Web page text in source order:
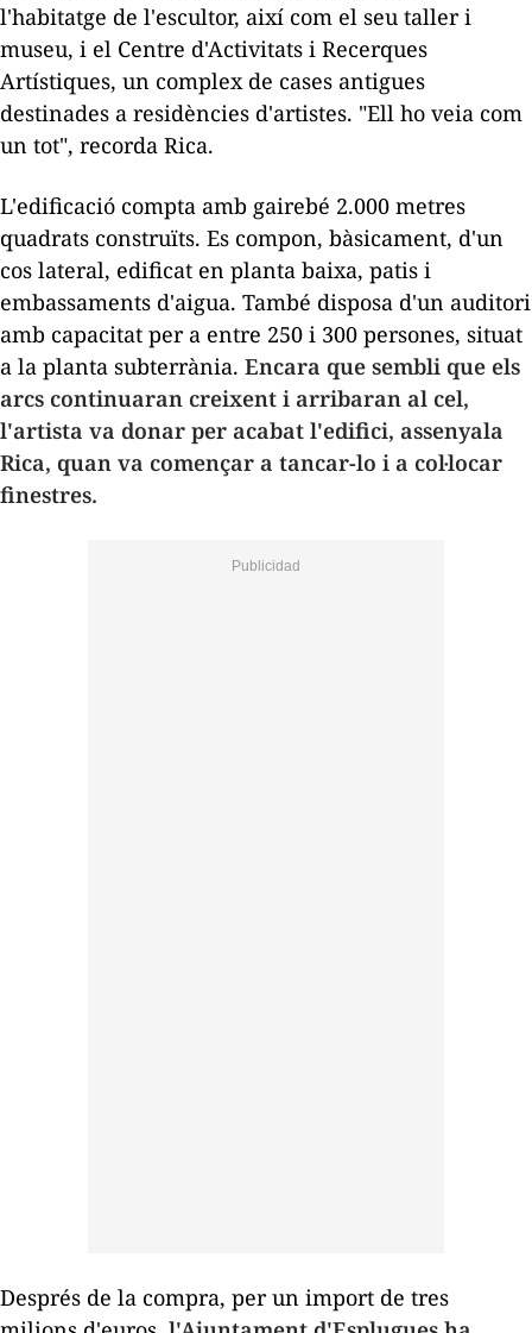
l'habitatge de l'escultor, així com el seu taller i
museu, i el Centre d'Activitats i Recerques
Artístiques, un complex de cases antigues
destinades a residències d'artistes. "Ell ho veia com
un tot", recorda Rica.
L'edificació compta amb gairebé 2.000 metres
quadrats construïts. Es compon, bàsicament, d'un
cos lateral, edificat en planta baixa, patis i
embassaments d'aigua. També disposa d'un auditori
amb capacitat per a entre 250 i 300 persones, situat
a la planta subterrània. Encara que sembli que els
arcs continuaran creixent i arribaran al cel,
l'artista va donar per acabat l'edifici, assenyala
Rica, quan va començar a tancar-lo i a col·locar
finestres.
Després de la compra, per un import de tres